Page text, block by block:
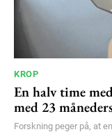
KROP
En halv time
med 23
Forskning peger på, at